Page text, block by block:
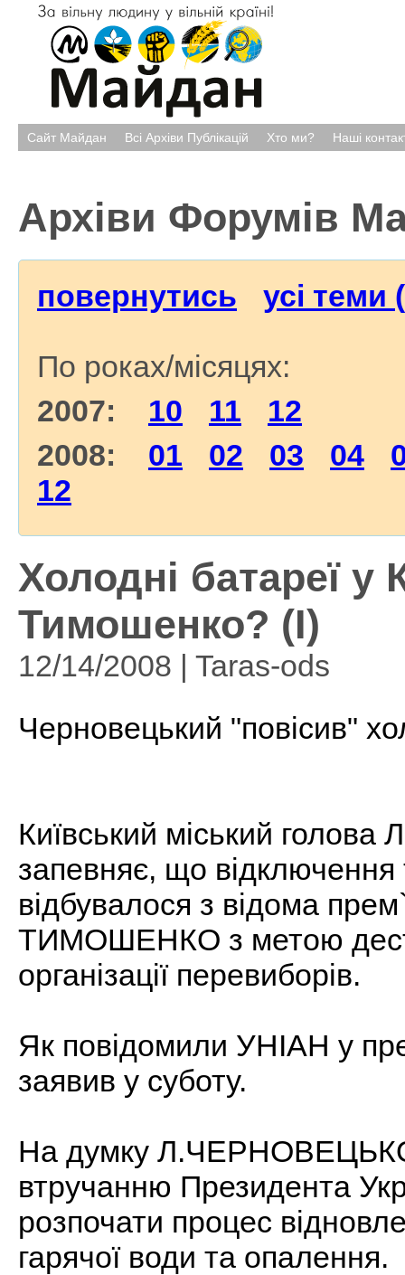
Сайт Майдан Всі Архіви Публікацій Хто ми? Наші
Архіви Форумів
повернутись усі теми
По роках/місяцях:
2007: 10 11
12
2008: 01 02 03 04
12
Холодні батареї у
Тимошенко? (I)
12/14/2008 | Taras-ods
Черновецький "повісив"
Київський міський
запевняє, що
відбувалося з відома
ТИМОШЕНКО з метою
організації перевиборів.
Як повідомили УНІАН у
заявив у суботу.
На думку
втручанню Президента
розпочати процес
гарячої води та опалення.